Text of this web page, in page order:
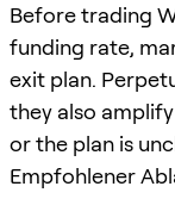
Before trading
funding rate,
exit plan.
they also
or the plan is
Empfohlener